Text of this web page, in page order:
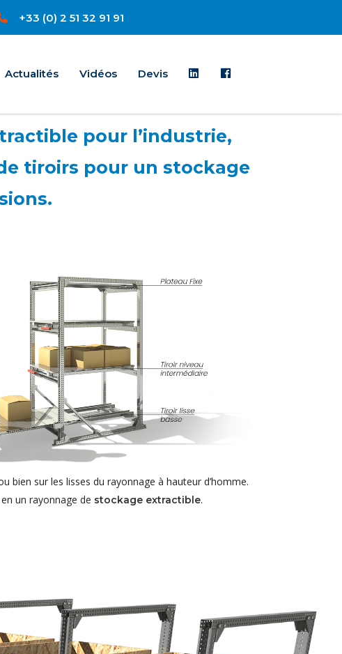
+33 (0) 2 51 32 91 91
Actualités Vidéos Devis Linkedin
pour l’industrie,
tiroirs pour un stockage
sur les lisses du rayonnage à hauteur d’homme.
un rayonnage de stockage extractible.